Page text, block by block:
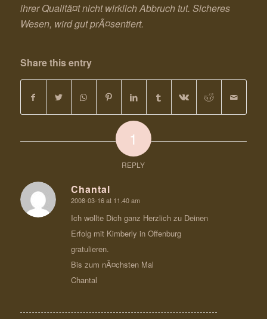
ihrer Qualitä¤t nicht wirklich Abbruch tut. Sicheres
Wesen, wird gut prÃ¤sentiert.
Share this entry
1
REPLY
Chantal
says:
2008-03-16 at 11.40 am
Ich wollte Dich ganz Herzlich zu Deinen
Erfolg mit Kimberly in Offenburg
gratulieren.
Bis zum nÃ¤chsten Mal
Chantal